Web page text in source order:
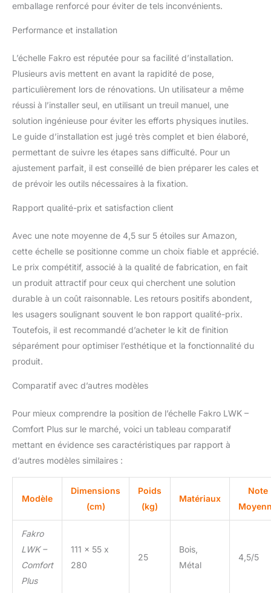
emballage renforcé pour éviter de tels inconvénients.
Performance et installation
L’échelle Fakro est réputée pour sa facilité d’installation.
Plusieurs avis mettent en avant la rapidité de pose,
particulièrement lors de rénovations. Un utilisateur a même
réussi à l’installer seul, en utilisant un treuil manuel, une
solution ingénieuse pour éviter les efforts physiques inutiles.
Le guide d’installation est jugé très complet et bien élaboré,
permettant de suivre les étapes sans difficulté. Pour un
ajustement parfait, il est conseillé de bien préparer les cales et
de prévoir les outils nécessaires à la fixation.
Rapport qualité-prix et satisfaction client
Avec une note moyenne de 4,5 sur 5 étoiles sur Amazon,
cette échelle se positionne comme un choix fiable et apprécié.
Le prix compétitif, associé à la qualité de fabrication, en fait
un produit attractif pour ceux qui cherchent une solution
durable à un coût raisonnable. Les retours positifs abondent,
les usagers soulignant souvent le bon rapport qualité-prix.
Toutefois, il est recommandé d’acheter le kit de finition
séparément pour optimiser l’esthétique et la fonctionnalité du
produit.
Comparatif avec d’autres modèles
Pour mieux comprendre la position de l’échelle Fakro LWK –
Comfort Plus sur le marché, voici un tableau comparatif
mettant en évidence ses caractéristiques par rapport à
d’autres modèles similaires :
Modèle
Dimensions
(cm)
Poids
(kg)
Matériaux
Note
Fakro
LWK –
Comfort
Plus
111 x 55 x
280
25
Bois,
Métal
4,5/5